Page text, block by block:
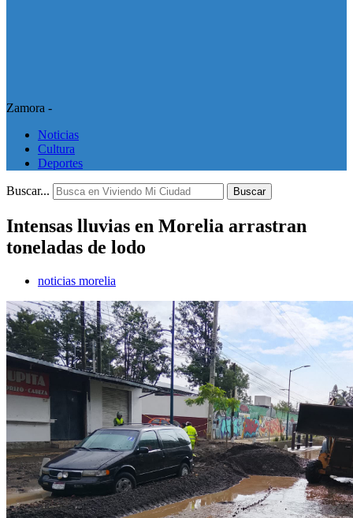
Zamora -
Noticias
Cultura
Deportes
Buscar... Buscar
Intensas lluvias en Morelia arrastran
toneladas de lodo
noticias morelia